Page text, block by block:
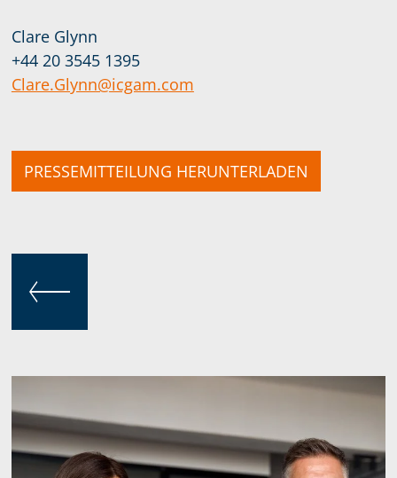
Clare Glynn
+44 20 3545 1395
Clare.Glynn@icgam.com
PRESSEMITTEILUNG HERUNTERLADEN
ZURÜCK